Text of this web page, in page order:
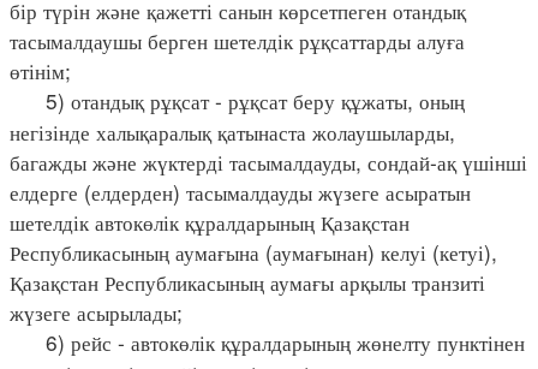
бір түрін және қажетті санын көрсетпеген отандық
тасымалдаушы берген шетелдік рұқсаттарды алуға
өтінім;
5) отандық рұқсат - рұқсат беру құжаты, оның
негізінде халықаралық қатынаста жолаушыларды,
багажды және жүктерді тасымалдауды, сондай-ақ үшінші
елдерге (елдерден) тасымалдауды жүзеге асыратын
шетелдік автокөлік құралдарының Қазақстан
Республикасының аумағына (аумағынан) келуі (кетуі),
Қазақстан Республикасының аумағы арқылы транзиті
жүзеге асырылады;
6) рейс - автокөлік құралдарының жөнелту пунктінен